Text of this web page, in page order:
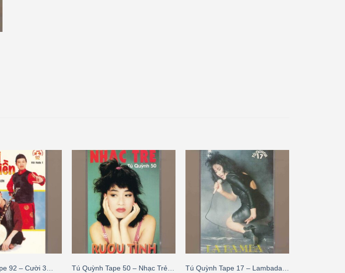
92 – Cười 3
Tú Quỳnh Tape 50 – Nhạc Trẻ –
Tú Quỳnh Tape 17 – Lambada